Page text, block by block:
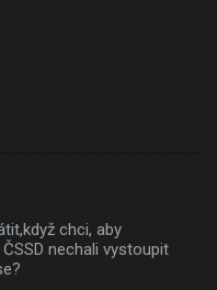
chci, aby
nechali vystoupit